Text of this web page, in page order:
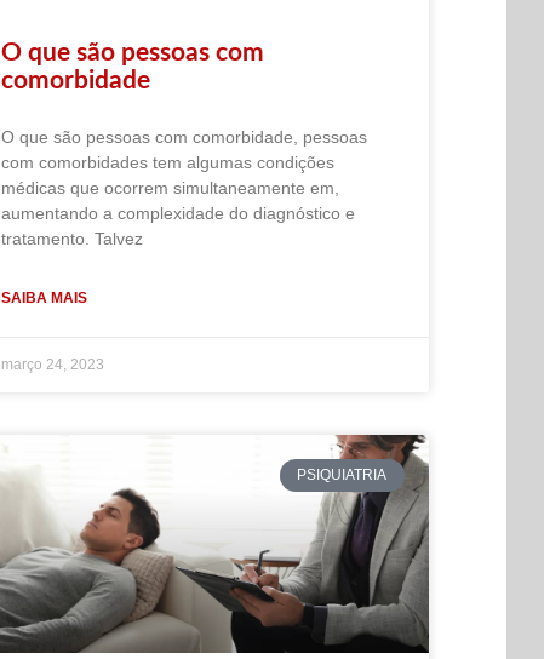
O que são pessoas com
comorbidade
O que são pessoas com comorbidade, pessoas
com comorbidades tem algumas condições
médicas que ocorrem simultaneamente em,
aumentando a complexidade do diagnóstico e
tratamento. Talvez
SAIBA MAIS
março 24, 2023
PSIQUIATRIA